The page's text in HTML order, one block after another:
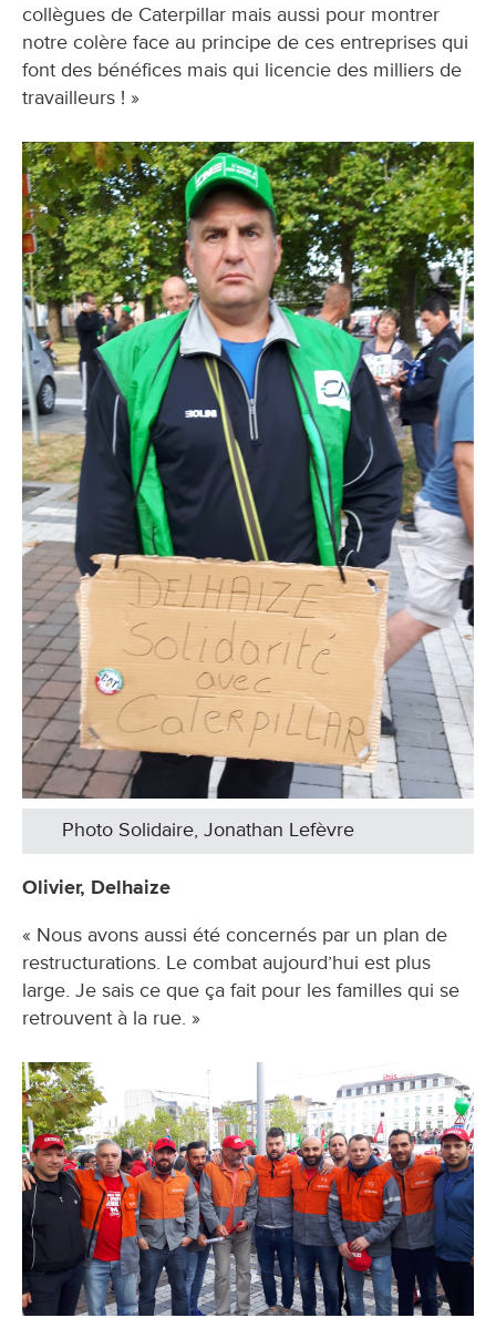
collègues de Caterpillar mais aussi pour montrer
notre colère face au principe de ces entreprises qui
font des bénéfices mais qui licencie des milliers de
travailleurs ! »
Photo Solidaire, Jonathan Lefèvre
Olivier, Delhaize
« Nous avons aussi été concernés par un plan de
restructurations. Le combat aujourd’hui est plus
large. Je sais ce que ça fait pour les familles qui se
retrouvent à la rue. »